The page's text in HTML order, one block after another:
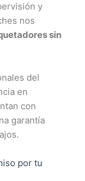
y
nos
sin
del
en
con
garantía
por tu